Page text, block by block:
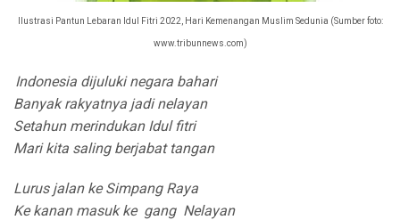
Ilustrasi Pantun Lebaran Idul Fitri 2022, Hari Kemenangan Muslim Sedunia (Sumber foto:
www.tribunnews.com)
Indonesia dijuluki negara bahari
Banyak rakyatnya jadi nelayan
Setahun merindukan Idul fitri
Mari kita saling berjabat tangan
Lurus jalan ke Simpang Raya
Ke kanan masuk ke gang Nelayan